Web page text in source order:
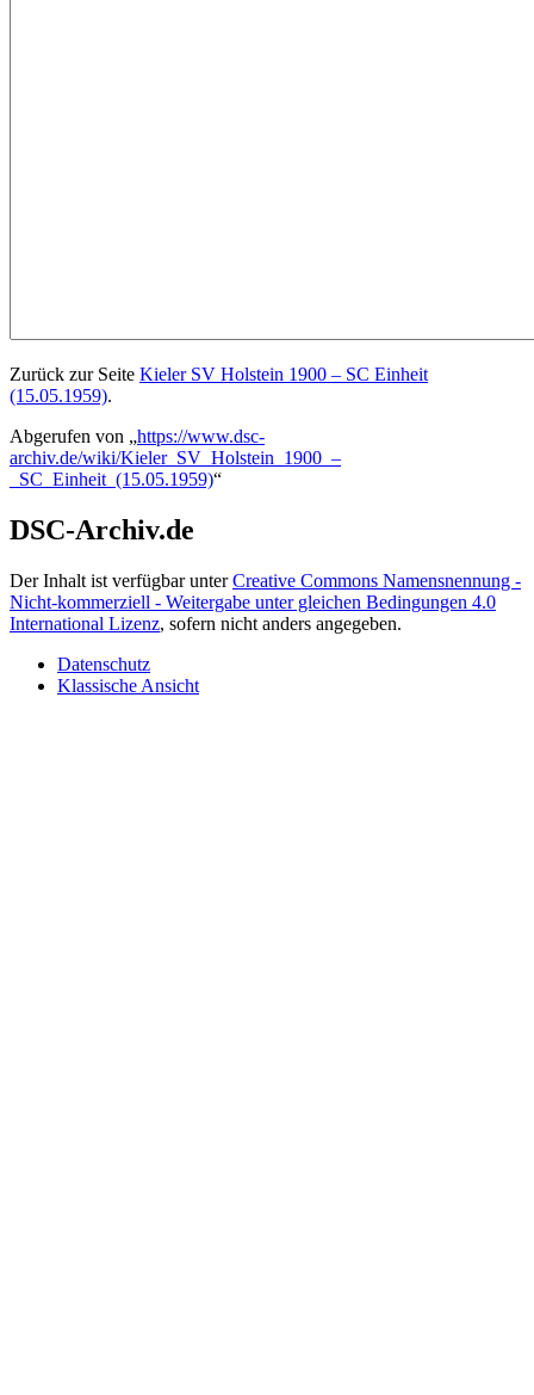
Zurück zur Seite Kieler SV Holstein 1900 – SC Einheit
(15.05.1959).
Abgerufen von „https://www.dsc-
archiv.de/wiki/Kieler_SV_Holstein_1900_–
_SC_Einheit_(15.05.1959)“
DSC-Archiv.de
Der Inhalt ist verfügbar unterCreative Commons Namensnennung -
Nicht-kommerziell - Weitergabe unter gleichen Bedingungen 4.0
International Lizenz, sofern nicht anders angegeben.
Datenschutz
Klassische Ansicht